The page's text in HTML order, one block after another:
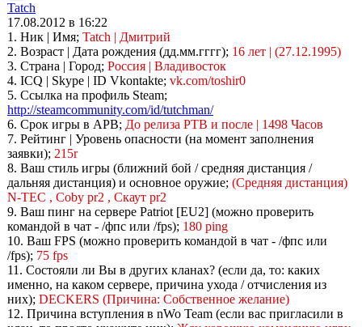
Tatch
17.08.2012 в 16:22
1. Ник | Имя; Tatch | Дмитрий
2. Возраст | Дата рождения (дд.мм.гггг); 16 лет | (27.12.1995)
3. Страна | Город; Россия | Владивосток
4. ICQ | Skype | ID Vkontakte; vk.com/toshir0
5. Ссылка на профиль Steam;
http://steamcommunity.com/id/tutchman/
6. Срок игры в APB; До релиза РТВ и после | 1498 Часов
7. Рейтинг | Уровень опасности (на момент заполнения
заявки); 215r
8. Ваш стиль игры (ближний бой / средняя дистанция /
дальняя дистанция) и основное оружие; (Средняя дистанция)
N-TEC , Coby pr2 , Скаут pr2
9. Ваш пинг на сервере Patriot [EU2] (можно проверить
командой в чат - /фпс или /fps); 180 ping
10. Ваш FPS (можно проверить командой в чат - /фпс или
/fps); 75 fps
11. Состояли ли Вы в других кланах? (если да, то: каких
именно, на каком сервере, причина ухода / отчисления из
них); DECKERS (Причина: Собственное желание)
12. Причина вступления в nWo Team (если вас пригласили в